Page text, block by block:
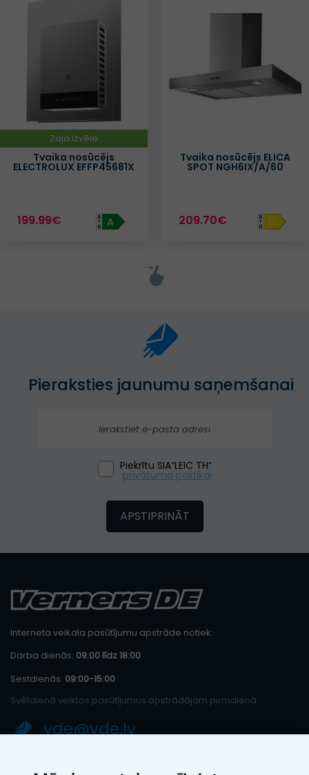
Zaļa Izvēle
Tvaika nosūcējs
ELECTROLUX EFFP45681X
199.99€ A
Tvaika nosūcējs ELICA
SPOT NGH6IX/A/60
209.70€ D
Pieraksties jaunumu saņemšanai
Piekrītu SIA”LEIC TH”
privātuma politikai
APSTIPRINĀT
Interneta veikala pasūtījumu apstrāde notiek:
Darba dienās: 09:00 līdz 18:00
Sestdienās: 09:00-15:00
Svētdienā veiktos pasūtījumus apstrādājam pirmdienā.
vde@vde.lv